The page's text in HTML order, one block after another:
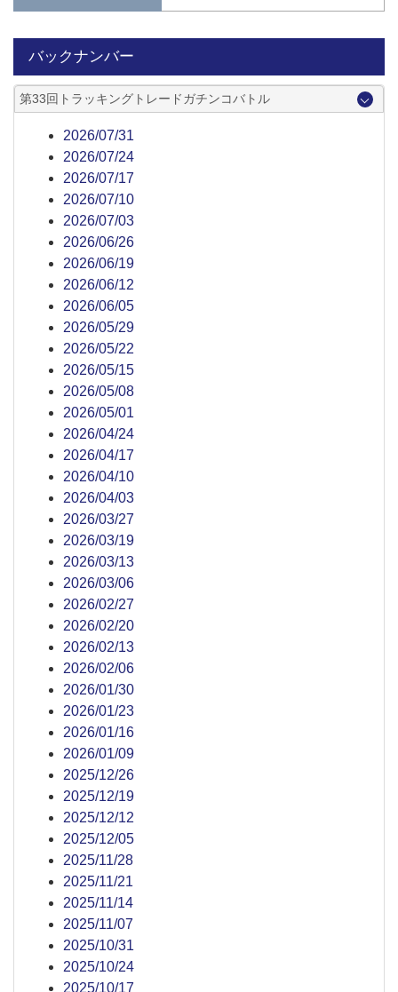
バックナンバー
第33回トラッキングトレードガチンコバトル
2026/07/31
2026/07/24
2026/07/17
2026/07/10
2026/07/03
2026/06/26
2026/06/19
2026/06/12
2026/06/05
2026/05/29
2026/05/22
2026/05/15
2026/05/08
2026/05/01
2026/04/24
2026/04/17
2026/04/10
2026/04/03
2026/03/27
2026/03/19
2026/03/13
2026/03/06
2026/02/27
2026/02/20
2026/02/13
2026/02/06
2026/01/30
2026/01/23
2026/01/16
2026/01/09
2025/12/26
2025/12/19
2025/12/12
2025/12/05
2025/11/28
2025/11/21
2025/11/14
2025/11/07
2025/10/31
2025/10/24
2025/10/17